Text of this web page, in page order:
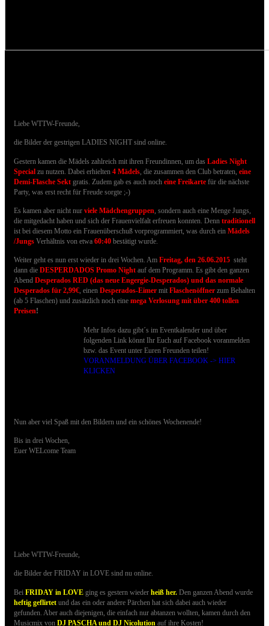
Liebe WTTW-Freunde,
die Bilder der gestrigen LADIES NIGHT sind online.
Gestern kamen die Mädels zahlreich mit ihren Freundinnen, um das Ladies Night
Special zu nutzen. Dabei erhielten 4 Mädels , die zusammen den Club betraten, eine
Demi-Flasche Sekt gratis. Zudem gab es auch noch eine Freikarte für die nächste
Party, was erst recht für Freude sorgte ;-)
Es kamen aber nicht nur viele Mädchengruppen, sondern auch eine Menge Jungs,
die mitgedacht haben und sich der Frauenvielfalt erfreuen konnten. Denn traditionell
ist bei diesem Motto ein Frauenüberschuß vorprogrammiert, was durch ein Mädels
/Jungs Verhältnis von etwa 60:40 bestätigt wurde.
Weiter geht es nun erst wieder in drei Wochen. Am Freitag, den 26.06.2015 steht
dann die DESPERDADOS Promo Night auf dem Programm. Es gibt den ganzen
Abend Desperados RED (das neue Engergie-Desperados) und das normale
Desperados für 2,99€, einen Desperados-Eimer mit Flaschenöffner zum Behalten
(ab 5 Flaschen) und zusätzlich noch eine mega Verlosung mit über 400 tollen
Preisen!
Mehr Infos dazu gibt´s im Eventkalender und über
folgenden Link könnt Ihr Euch auf Facebook voranmelden
bzw. das Event unter Euren Freunden teilen!
VORANMELDUNG ÜBER FACEBOOK -> HIER
KLICKEN
Nun aber viel Spaß mit den Bildern und ein schönes Wochenende!
Bis in drei Wochen,
Euer WELcome Team
Liebe WTTW-Freunde,
die Bilder der FRIDAY in LOVE sind nu online.
Bei FRIDAY in LOVE ging es gestern wieder heiß her. Den ganzen Abend wurde
heftig geflirtet und das ein oder andere Pärchen hat sich dabei auch wieder
gefunden. Aber auch diejenigen, die einfach nur abtanzen wollten, kamen durch den
Musicmix von DJ PASCHA und DJ Nicolution auf ihre Kosten!